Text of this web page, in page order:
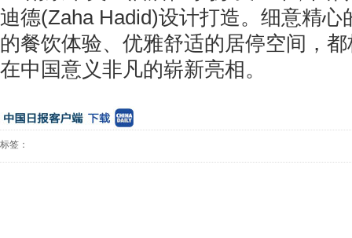
迪德(Zaha Hadid)设计打造。细意精心
的餐饮体验、优雅舒适的居停空间，
在中国意义非凡的崭新亮相。
标签：